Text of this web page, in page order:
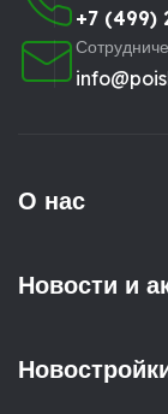
+7 (499)
О нас
Новости и